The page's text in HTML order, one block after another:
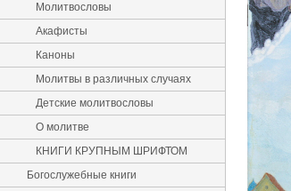
Молитвословы
Акафисты
Каноны
Молитвы в различных случаях
Детские молитвословы
О молитве
КНИГИ КРУПНЫМ ШРИФТОМ
Богослужебные книги